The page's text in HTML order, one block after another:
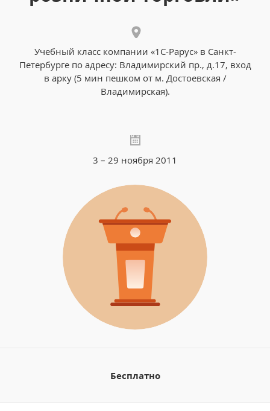
Учебный класс компании «1С-Рарус» в Санкт-
Петербурге по адресу: Владимирский пр., д.17, вход
в арку (5 мин пешком от м. Достоевская /
Владимирская).
3 – 29 ноября 2011
Бесплатно